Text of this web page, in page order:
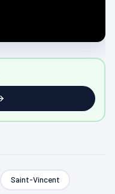
Saint-Vincent